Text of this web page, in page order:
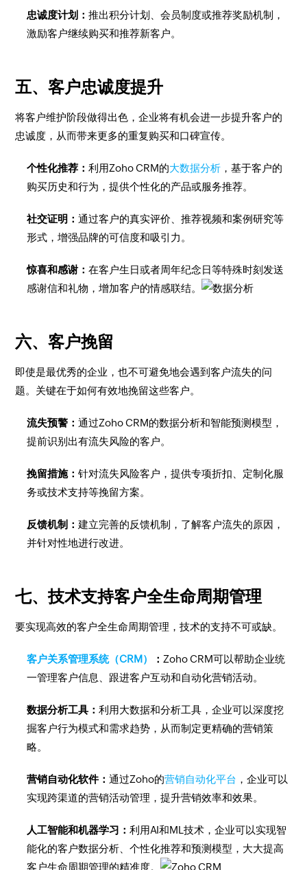
忠诚度计划：推出积分计划、会员制度或推荐奖励机制，
激励客户继续购买和推荐新客户。
五、客户忠诚度提升
将客户维护阶段做得出色，企业将有机会进一步提升客户的
忠诚度，从而带来更多的重复购买和口碑宣传。
个性化推荐：利用Zoho CRM的大数据分析 ，基于客户的
购买历史和行为，提供个性化的产品或服务推荐。
社交证明：通过客户的真实评价、推荐视频和案例研究等
形式，增强品牌的可信度和吸引力。
惊喜和感谢：在客户生日或者周年纪念日等特殊时刻发送
感谢信和礼物，增加客户的情感联结。
六、客户挽留
即使是最优秀的企业，也不可避免地会遇到客户流失的问
题。关键在于如何有效地挽留这些客户。
流失预警：通过Zoho CRM的数据分析和智能预测模型，
提前识别出有流失风险的客户。
挽留措施：针对流失风险客户，提供专项折扣、定制化服
务或技术支持等挽留方案。
反馈机制：建立完善的反馈机制，了解客户流失的原因，
并针对性地进行改进。
七、技术支持客户全生命周期管理
要实现高效的客户全生命周期管理，技术的支持不可或缺。
客户关系管理系统（CRM） ： Zoho CRM可以帮助企业统
一管理客户信息、跟进客户互动和自动化营销活动。
数据分析工具：利用大数据和分析工具，企业可以深度挖
掘客户行为模式和需求趋势，从而制定更精确的营销策
略。
营销自动化软件：通过Zoho的营销自动化平台 ，企业可以
实现跨渠道的营销活动管理，提升营销效率和效果。
人工智能和机器学习：利用AI和ML技术，企业可以实现智
能化的客户数据分析、个性化推荐和预测模型，大大提高
客户生命周期管理的精准度。